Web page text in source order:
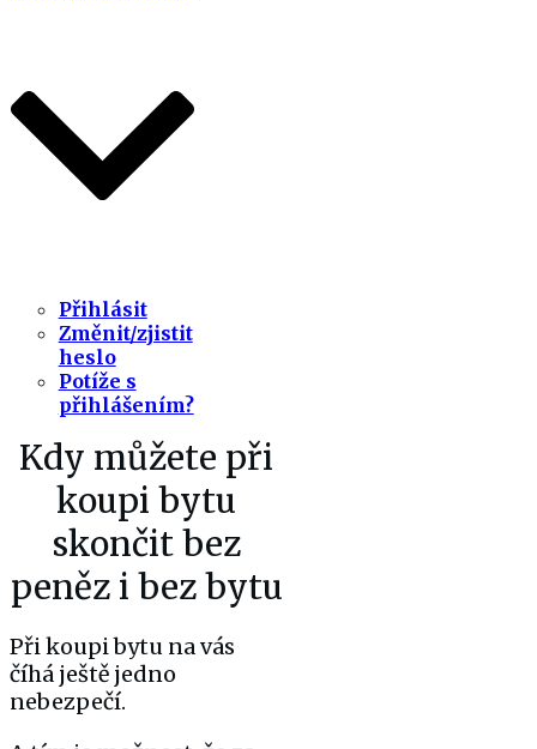
Přihlásit
Změnit/zjistit
heslo
Potíže s
přihlášením?
Kdy můžete při
koupi bytu
skončit bez
peněz i bez bytu
Při koupi bytu na vás
číhá ještě jedno
nebezpečí.